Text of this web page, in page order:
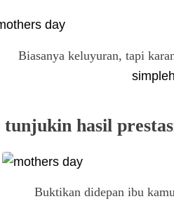
Biasanya keluyuran, tapi
tunjukin hasil
Buktikan didepan ibu